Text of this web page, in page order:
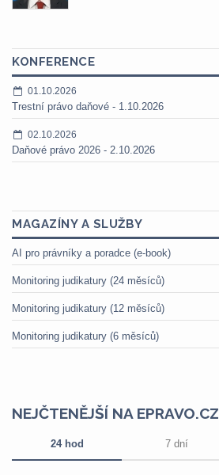
KONFERENCE
01.10.2026
Trestní právo daňové - 1.10.2026
02.10.2026
Daňové právo 2026 - 2.10.2026
MAGAZÍNY A SLUŽBY
AI pro právníky a poradce (e-book)
Monitoring judikatury (24 měsíců)
Monitoring judikatury (12 měsíců)
Monitoring judikatury (6 měsíců)
NEJČTENĚJŠÍ NA EPRAVO.CZ
24 hod 7 dní